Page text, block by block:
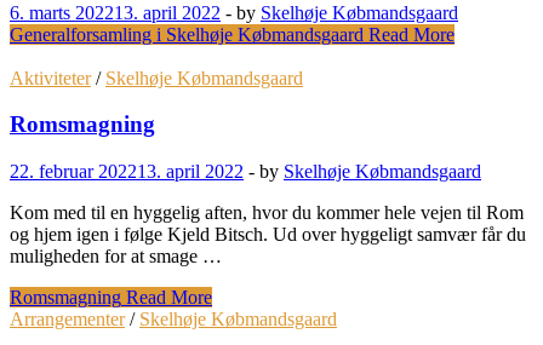
6. marts 202213. april 2022 - by Skelhøje Købmandsgaard
Generalforsamling i Skelhøje Købmandsgaard Read More
Aktiviteter/ Skelhøje Købmandsgaard
Romsmagning
22. februar 202213. april 2022 - by Skelhøje Købmandsgaard
Kom med til en hyggelig aften, hvor du kommer hele vejen til Rom
og hjem igen i følge Kjeld Bitsch. Ud over hyggeligt samvær får du
muligheden for at smage …
Romsmagning Read More
Arrangementer/ Skelhøje Købmandsgaard